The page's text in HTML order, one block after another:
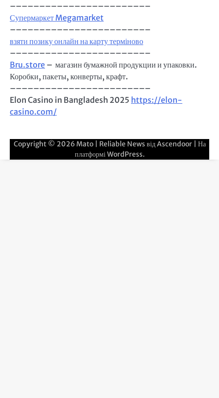
––––––––––––––––––––––––
Супермаркет Megamarket
––––––––––––––––––––––––
взяти позику онлайн на карту терміново
––––––––––––––––––––––––
Bru.store – магазин бумажной продукции и упаковки.
Коробки, пакеты, конверты, крафт.
––––––––––––––––––––––––
Elon Casino in Bangladesh 2025 https://elon-
casino.com/
Copyright © 2026 Mato| Reliable News відAscendoor| На
платформіWordPress.